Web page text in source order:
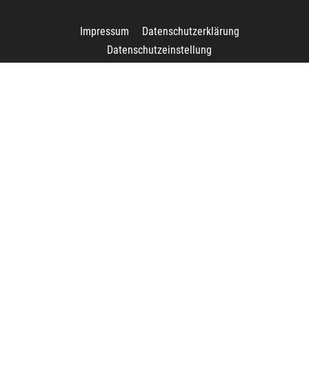
Datenschutzeinstellung